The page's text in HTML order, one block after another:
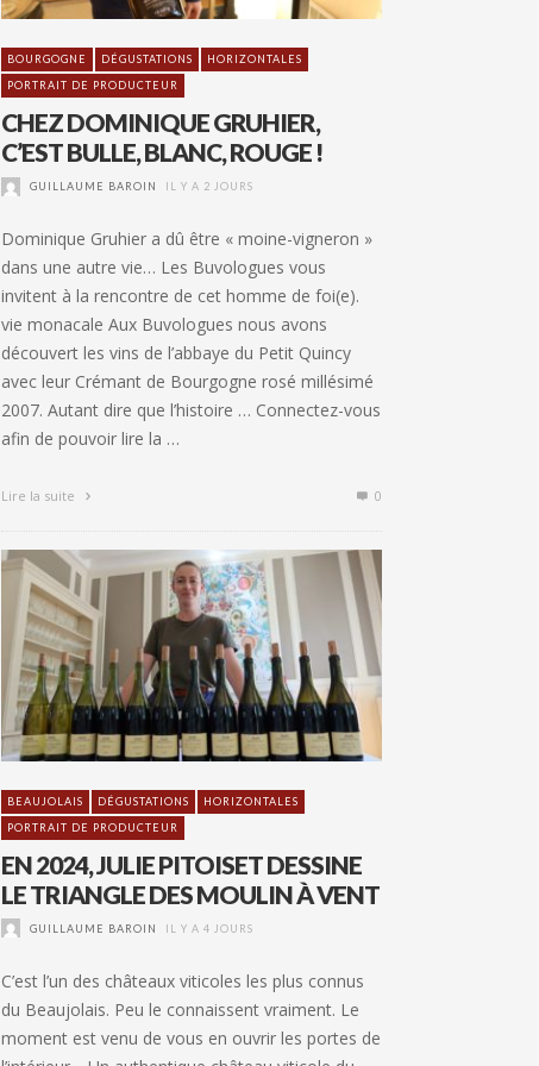
BOURGOGNE DÉGUSTATIONS
HORIZONTALES
PORTRAIT DE PRODUCTEUR
CHEZ DOMINIQUE GRUHIER,
C’EST BULLE, BLANC, ROUGE !
GUILLAUME BAROIN IL Y A 2 JOURS
Dominique Gruhier a dû être « moine-vigneron »
dans une autre vie… Les Buvologues vous
invitent à la rencontre de cet homme de foi(e).
vie monacale Aux Buvologues nous avons
découvert les vins de l’abbaye du Petit Quincy
avec leur Crémant de Bourgogne rosé millésimé
2007. Autant dire que l’histoire … Connectez-vous
afin de pouvoir lire la …
Lire la suite 0
BEAUJOLAIS DÉGUSTATIONS
HORIZONTALES
PORTRAIT DE PRODUCTEUR
EN 2024, JULIE PITOISET DESSINE
LE TRIANGLE DES MOULIN À VENT
GUILLAUME BAROIN IL Y A 4 JOURS
C’est l’un des châteaux viticoles les plus connus
du Beaujolais. Peu le connaissent vraiment. Le
moment est venu de vous en ouvrir les portes de